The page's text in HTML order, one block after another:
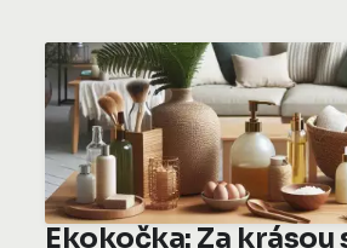
Ekokočka: Za krásou